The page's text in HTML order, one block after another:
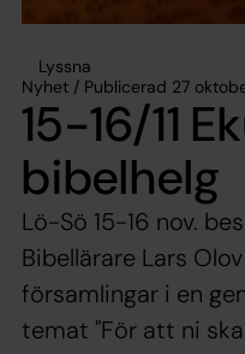
Lyssna
Nyhet / Publicerad 27
15-16/11
bibelhelg
Lö-Sö 15-16 nov.
Bibellärare Lars
församlingar i en
temat "För att ni